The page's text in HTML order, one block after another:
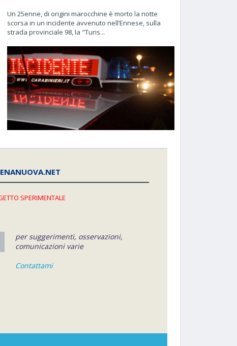
Un 25enne, di origini marocchine è morto la notte
scorsa in un incidente avvenuto nell’Ennese, sulla
strada provinciale 98, la "Turis...
SPERIMENTALE
per suggerimenti, osservazioni,
comunicazioni varie
Contattami